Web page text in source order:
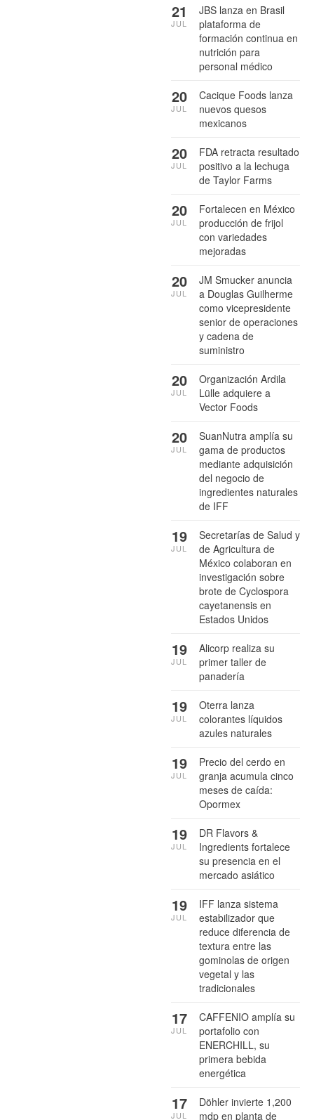
JBS lanza en Brasil
plataforma de
formación continua en
nutrición para
personal médico
21
JUL
Cacique Foods lanza
nuevos quesos
mexicanos
20
JUL
FDA retracta resultado
positivo a la lechuga
de Taylor Farms
20
JUL
Fortalecen en México
producción de frijol
con variedades
mejoradas
20
JUL
JM Smucker anuncia
a Douglas Guilherme
como vicepresidente
senior de operaciones
y cadena de
suministro
20
JUL
Organización Ardila
Lülle adquiere a
Vector Foods
20
JUL
SuanNutra amplía su
gama de productos
mediante adquisición
del negocio de
ingredientes naturales
de IFF
20
JUL
Secretarías de Salud y
de Agricultura de
México colaboran en
investigación sobre
brote de Cyclospora
cayetanensis en
Estados Unidos
19
JUL
Alicorp realiza su
primer taller de
panadería
19
JUL
Oterra lanza
colorantes líquidos
azules naturales
19
JUL
Precio del cerdo en
granja acumula cinco
meses de caída:
Opormex
19
JUL
DR Flavors &
Ingredients fortalece
su presencia en el
mercado asiático
19
JUL
IFF lanza sistema
estabilizador que
reduce diferencia de
textura entre las
gominolas de origen
vegetal y las
tradicionales
19
JUL
CAFFENIO amplía su
portafolio con
ENERCHILL, su
primera bebida
energética
17
JUL
Döhler invierte 1,200
mdp en planta de
17
JUL